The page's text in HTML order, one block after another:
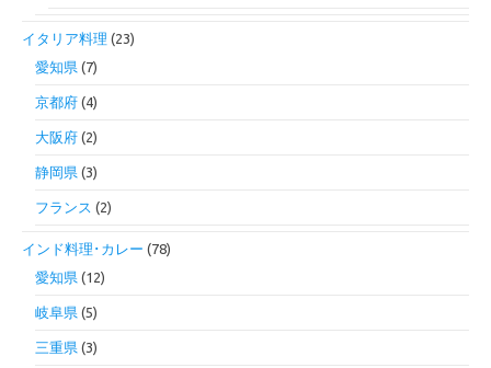
イタリア料理 (23)
愛知県 (7)
京都府 (4)
大阪府 (2)
静岡県 (3)
フランス (2)
インド料理･カレー (78)
愛知県 (12)
岐阜県 (5)
三重県 (3)